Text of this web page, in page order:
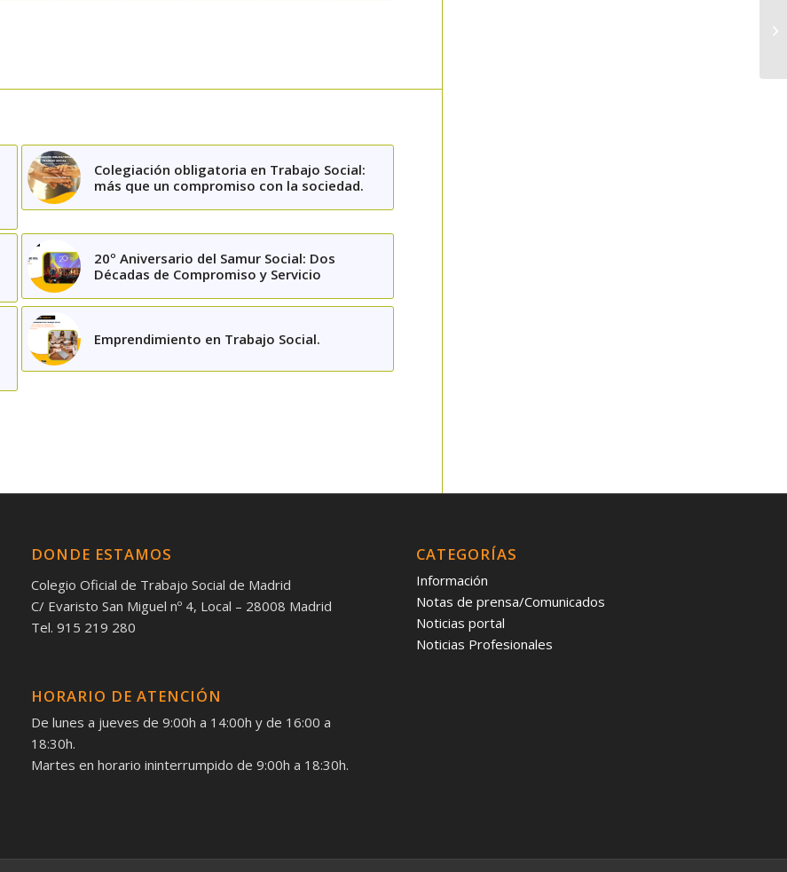
Colegiación obligatoria en Trabajo Social:
más que un compromiso con la sociedad.
20º Aniversario del Samur Social: Dos
Décadas de Compromiso y Servicio
Emprendimiento en Trabajo Social.
DONDE ESTAMOS
Colegio Oficial de Trabajo Social de Madrid
C/ Evaristo San Miguel nº 4, Local – 28008 Madrid
Tel. 915 219 280
HORARIO DE ATENCIÓN
De lunes a jueves de 9:00h a 14:00h y de 16:00 a
18:30h.
Martes en horario ininterrumpido de 9:00h a 18:30h.
CATEGORÍAS
Información
Notas de prensa/Comunicados
Noticias portal
Noticias Profesionales